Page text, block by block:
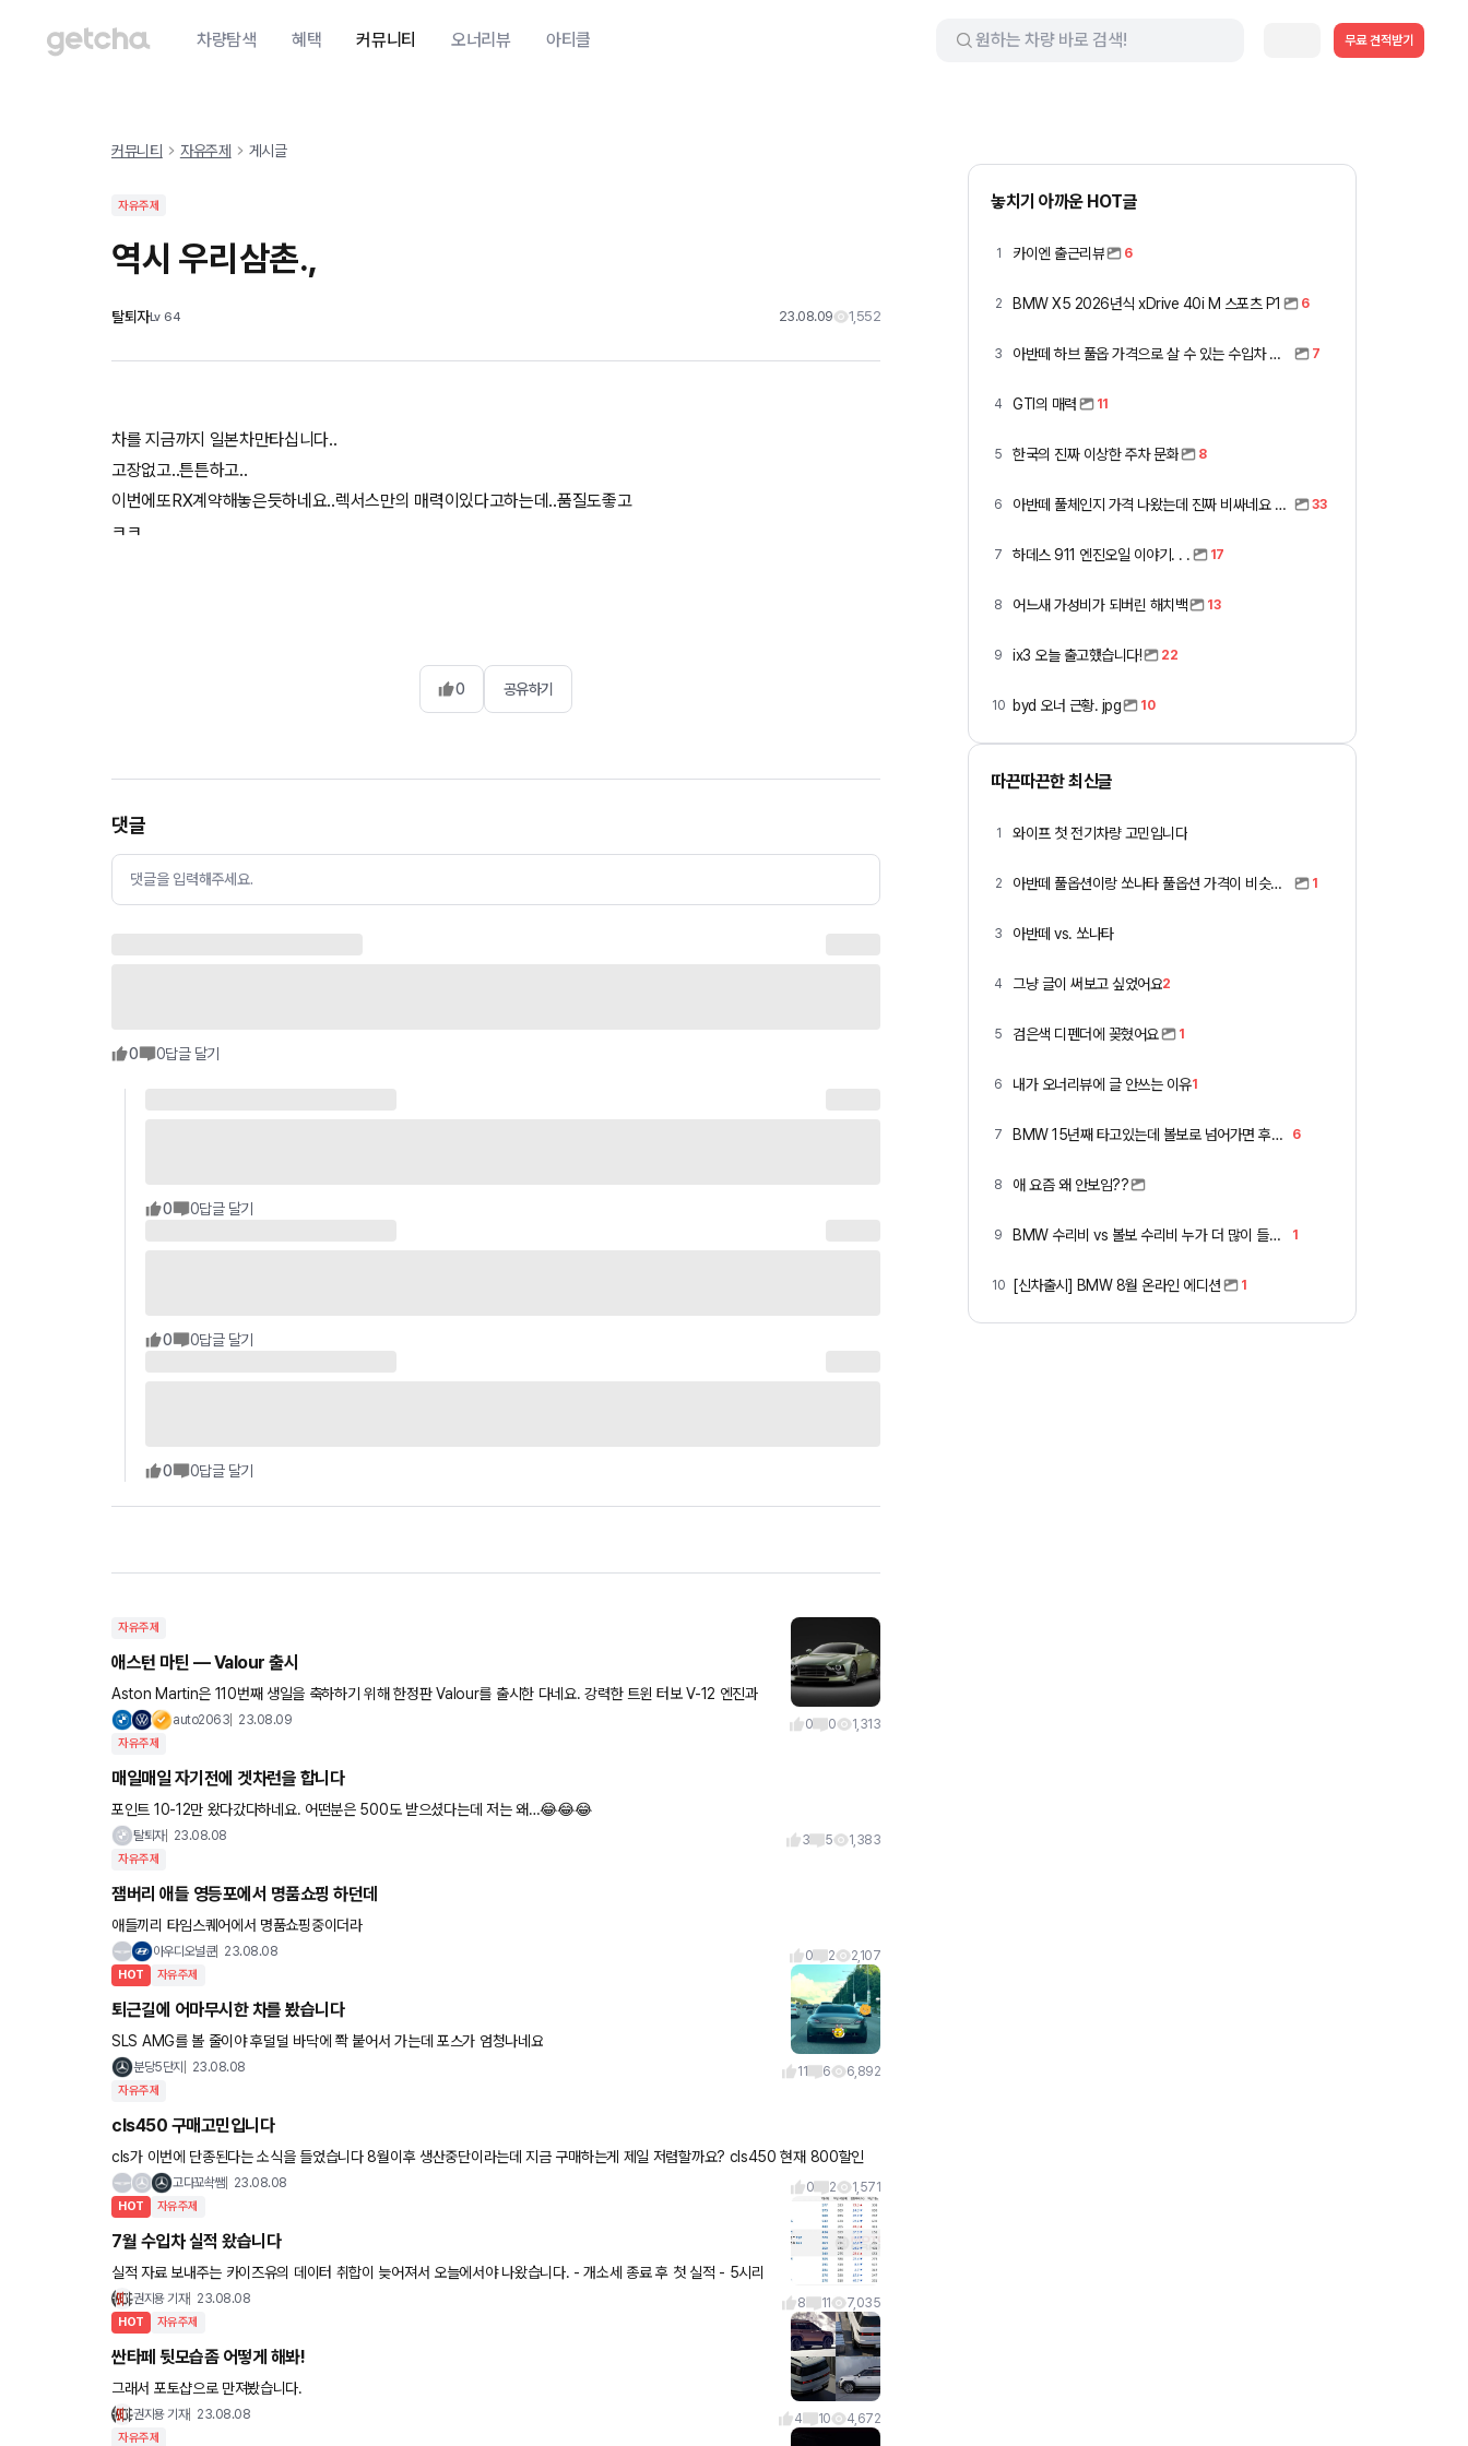
차량탐색 혜택 커뮤니티 오너리뷰 아티클 무료 견적받기
커뮤니티 자유주제 게시글
자유주제
역시 우리삼촌.,
탈퇴자Lv64 23.08.09 1,552
차를 지금까지 일본차만타십니다..
고장없고..튼튼하고..
이번에또RX계약해놓은듯하네요..렉서스만의 매력이있다고하는데..품질도좋고
ㅋㅋ
0 공유하기
댓글
댓글을 입력해주세요.
0 0답글 달기
0 0답글 달기
0 0답글 달기
0 0답글 달기
자유주제
애스턴 마틴 — Valour 출시
Aston Martin은 110번째 생일을 축하하기 위해 한정판 Valour를 출시한 다네요. 강력한 트윈 터보 V-12 엔진과
auto2063 23.08.09 0 0 1,313
자유주제
매일매일 자기전에 겟차런을 합니다
포인트 10-12만 왔다갔다하네요. 어떤분은 500도 받으셨다는데 저는 왜…😂😂😂
탈퇴자 23.08.08 3 5 1,383
자유주제
잼버리 애들 영등포에서 명품쇼핑 하던데
애들끼리 타임스퀘어에서 명품쇼핑중이더라
아우디오널쿤 23.08.08 0 2 2,107
HOT 자유주제
퇴근길에 어마무시한 차를 봤습니다
SLS AMG를 볼 줄이야 후덜덜 바닥에 쫙 붙어서 가는데 포스가 엄청나네요
분당5단지 23.08.08 11 6 6,892
자유주제
cls450 구매고민입니다
cls가 이번에 단종된다는 소식을 들었습니다 8월이후 생산중단이라는데 지금 구매하는게 제일 저렴할까요? cls450 현재 800할인
이야기 듣고 고민중입니다 현재타는 g70던지고 좀 얹어서 선수금
고다꾜솩쌤 23.08.08 0 2 1,571
HOT 자유주제
7월 수입차 실적 왔습니다
실적 자료 보내주는 카이즈유의 데이터 취합이 늦어져서 오늘에서야 나왔습니다. - 개소세 종료 후 첫 실적 - 5시리
즈 두달 연속 1등 - S클래스 여전히 상위권 - GLC 신형 나오면서 순위 껑
권지용 기자 23.08.08 8 11 7,035
HOT 자유주제
싼타페 뒷모습좀 어떻게 해봐!
그래서 포토샵으로 만져봤습니다.
권지용 기자 23.08.08 4 10 4,672
자유주제
놓치기 아까운 HOT글
1 카이엔 출근리뷰 6
2 BMW X5 2026년식 xDrive 40i M 스포츠 P1 6
3 아반떼 하브 풀옵 가격으로 살 수 있는 수입차 모아봤습니다 (중고 포함) 7
4 GTI의 매력 11
5 한국의 진짜 이상한 주차 문화 8
6 아반떼 풀체인지 가격 나왔는데 진짜 비싸네요 ㅎㅎ 33
7 하데스 911 엔진오일 이야기. . . 17
8 어느새 가성비가 되버린 해치백 13
9 ix3 오늘 출고했습니다! 22
10 byd 오너 근황. jpg 10
따끈따끈한 최신글
1 와이프 첫 전기차량 고민입니다
2 아반떼 풀옵션이랑 쏘나타 풀옵션 가격이 비슷하네요 1
3 아반떼 vs. 쏘나타
4 그냥 글이 써보고 싶었어요2
5 검은색 디펜더에 꽂혔어요 1
6 내가 오너리뷰에 글 안쓰는 이유1
7 BMW 15년째 타고있는데 볼보로 넘어가면 후회할까요 ? 6
8 애 요즘 왜 안보임??
9 BMW 수리비 vs 볼보 수리비 누가 더 많이 들까요 ㅎ 1
10 [신차출시] BMW 8월 온라인 에디션 1